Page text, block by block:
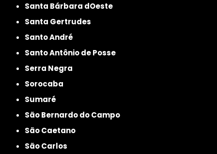
Santa Bárbara dOeste
Santa Gertrudes
Santo André
Santo Antônio de Posse
Serra Negra
Sorocaba
Sumaré
São Bernardo do Campo
São Caetano
São Carlos